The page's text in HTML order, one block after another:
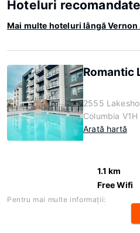
Hoteluri
Mai multe hoteluri lângă
Romantic
2555
Columbia
Arată hartă
1.1 km
Free Wifi
Pentru mai multe informaţii: